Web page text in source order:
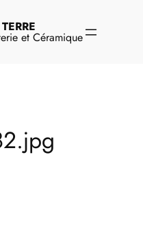
et Céramique